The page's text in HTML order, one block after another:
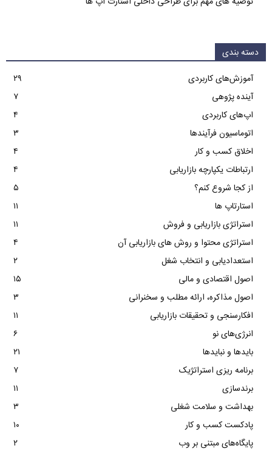
دسته بندی
آموزش‌های کاربردی
۲۹
آینده پژوهی
۷
اپ‌های کاربردی
۴
اتوماسیون فرآیندها
۳
اخلاق کسب و کار
۴
ارتباطات یکپارچه بازاریابی
۴
از کجا شروع کنم؟
۵
استارتاپ ها
۱۱
استراتژی بازاریابی و فروش
۱۱
استراتژی محتوا و روش های بازاریابی آن
۴
استعدادیابی و انتخاب شغل
۲
اصول اقتصادی و مالی
۱۵
اصول مذاکره، ارائه مطلب و سخنرانی
۳
افکارسنجی و تحقیقات بازاریابی
۱۱
انرژی‌های نو
۶
بایدها و نبایدها
۲۱
برنامه ریزی استراتژیک
۷
برندسازی
۱۱
بهداشت و سلامت شغلی
۳
پادکست کسب و کار
۱۰
پایگاه‌های مبتنی بر وب
۲